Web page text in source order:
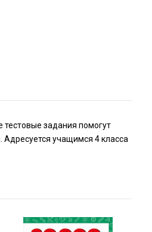
задания помогут
Адресуется учащимся 4 класса